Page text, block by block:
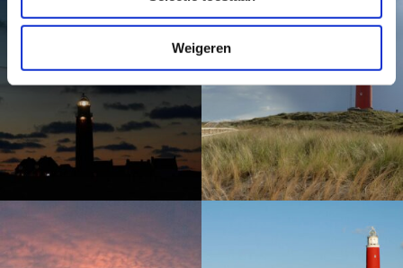
Weigeren